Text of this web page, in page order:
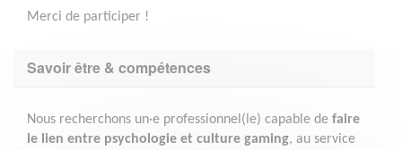
Merci de participer !
Savoir être & compétences
Nous recherchons un·e professionnel(le) capable de faire
le lien entre psychologie et culture gaming, au service